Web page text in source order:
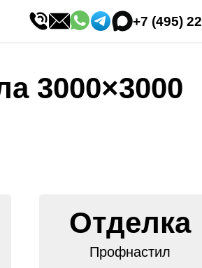
+7 (495)
3000×3000
Отделка
Профнастил